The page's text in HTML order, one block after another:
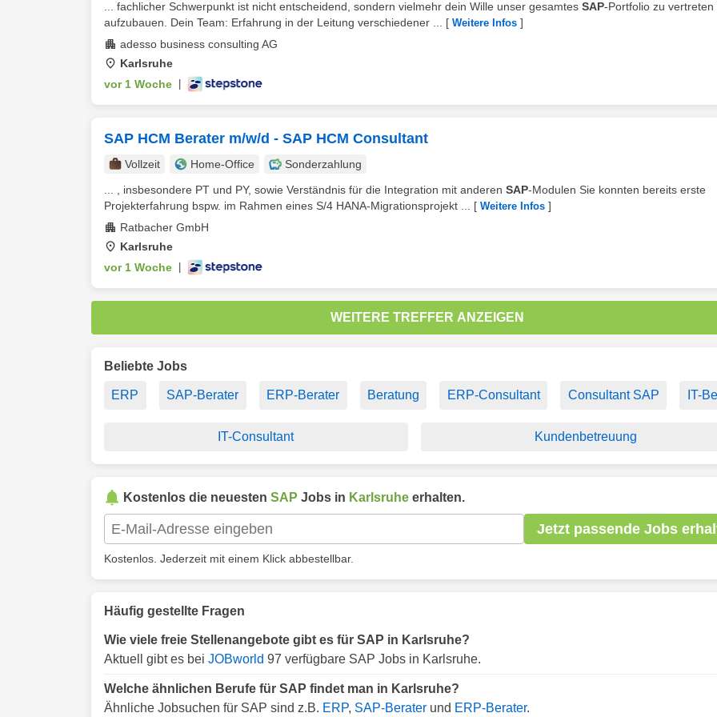
... fachlicher Schwerpunkt ist nicht entscheidend, sondern vielmehr dein Wille unser gesamtes SAP-Portfolio zu vertreten
aufzubauen. Dein Team: Erfahrung in der Leitung verschiedener ...
[ Weitere Infos ]
adesso business consulting AG
Karlsruhe
vor 1 Woche
SAP HCM Berater m/w/d - SAP HCM Consultant
Vollzeit Home-Office
Sonderzahlung
... , insbesondere PT und PY, sowie Verständnis für die Integration mit anderen SAP-Modulen Sie konnten bereits erste
Projekterfahrung bspw. im Rahmen eines S/4 HANA-Migrationsprojekt ...
[ Weitere Infos ]
Ratbacher GmbH
Karlsruhe
vor 1 Woche
WEITERE TREFFER ANZEIGEN
Beliebte Jobs
ERP SAP-Berater ERP-Berater Beratung ERP-Consultant Consultant SAP IT-
IT-Consultant Kundenbetreuung
Kostenlos die neuesten SAP Jobs in Karlsruhe erhalten.
Jetzt passende Jobs
Kostenlos. Jederzeit mit einem Klick abbestellbar.
Häufig gestellte Fragen
Wie viele freie Stellenangebote gibt es für SAP in Karlsruhe?
Aktuell gibt es bei JOBworld 97 verfügbare SAP Jobs in Karlsruhe.
Welche ähnlichen Berufe für SAP findet man in Karlsruhe?
Ähnliche Jobsuchen für SAP sind z.B. ERP, SAP-Berater und ERP-Berater.